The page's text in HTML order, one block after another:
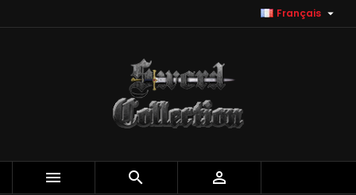
Français 
  
Ajouter à ma liste d'envies
Créer une nouvelle liste
((modalTitle))
((confirmMessage))
((cancelText))
Créer une liste d'envies
Nom de la liste d'envies
Connexion
Vous devez être connecté pour ajouter des produits à